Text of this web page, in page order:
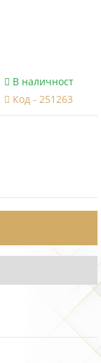
В наличност
Код -251263